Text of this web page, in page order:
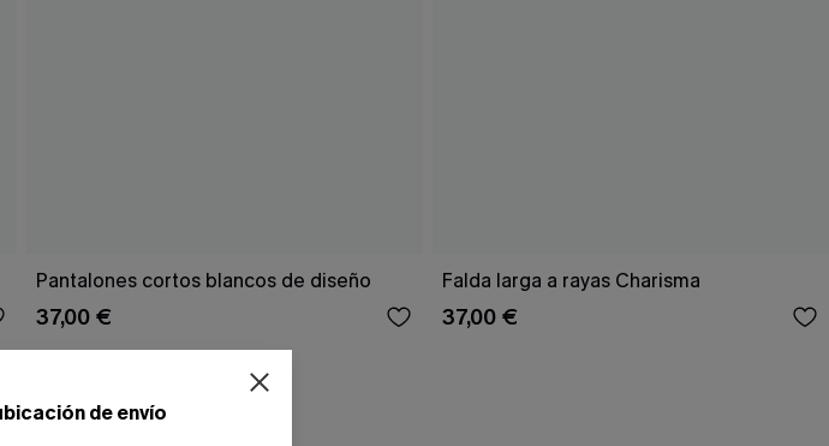
Pantalones cortos blancos de diseño
37,00 €
Falda larga a rayas Charisma
37,00 €
de envío